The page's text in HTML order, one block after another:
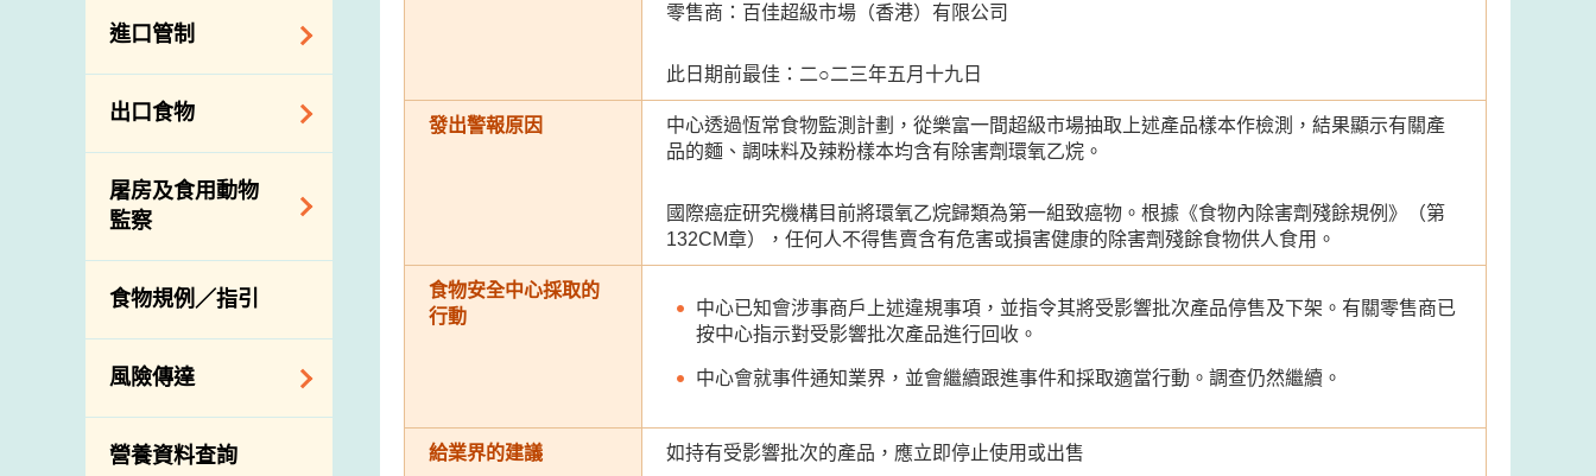
食物安全重點控制
系統
基因改造食物
資料
食物安全之風險評
估
食物事故應變及管
理
食物消費量調查
總膳食研究
有機食物
食物安全專家委員
會
消費者聯繫小組
進口管制
食物進口商和食物
分銷商登記制度
絡內地有關當局
進口食物管制
口檢驗
出口食物
出口驗證
出口食物往內地
出口商及業界的消
息
屠房及食用動物
監察
規管農業化學物及
獸醫藥物在食用動
物上的使用
屠房及疾病監測
宰前檢驗
宰後檢驗
食物規例／指引
風險傳達
主題項目
營養資料查詢
零售商：百佳超級市場（香港）有限公司
此日期前最佳：二○二三年五月十九日
發出警報原因
中心透過恆常食物監測計劃，從樂富一間超級市場抽取上述產品樣本作檢測，結果顯示有關產
品的麵、調味料及辣粉樣本均含有除害劑環氧乙烷。
國際癌症研究機構目前將環氧乙烷歸類為第一組致癌物。根據《食物內除害劑殘餘規例》（第
132CM章），任何人不得售賣含有危害或損害健康的除害劑殘餘食物供人食用。
食物安全中心採取的
行動
中心已知會涉事商戶上述違規事項，並指令其將受影響批次產品停售及下架。有關零售商已
按中心指示對受影響批次產品進行回收。
中心會就事件通知業界，並會繼續跟進事件和採取適當行動。調查仍然繼續。
給業界的建議 如持有受影響批次的產品，應立即停止使用或出售